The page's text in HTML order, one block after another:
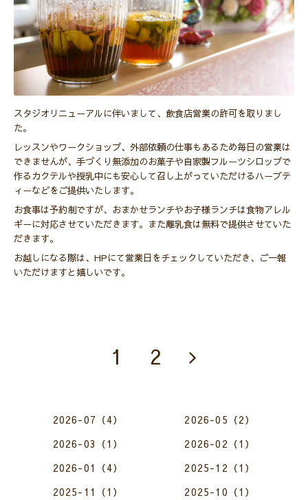
スタジオリニューアルに伴いまして、飲食店営業の許可を取りまし
た。
レッスンやワークショップ、外部依頼の仕事もあるため毎日の営業は
できませんが、手づくり無添加のお菓子や自家製フルーツシロップで
作るカクテルや授乳中にも安心して召し上がっていただけるハーブテ
ィーなどをご提供いたします。
お食事は予約制ですが、おまかせランチやお子様ランチは食物アレル
ギーに対応させていただきます。また離乳食は無料で提供させていた
だきます。
お越しになる際は、HPにて営業日をチェックしていただき、ご一報
いただけますと嬉しいです。
1 2
2026-07（4）
2026-05（2）
2026-03（1）
2026-02（1）
2026-01（4）
2025-12（1）
2025-11（1）
2025-10（1）